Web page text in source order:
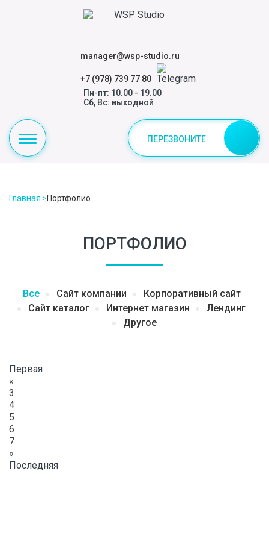
manager@wsp-studio.ru
+7 (978) 739 77 80
Пн-пт: 10.00 - 19.00
Сб, Вс: выходной
ПЕРЕЗВОНИТЕ
Главная Портфолио
ПОРТФОЛИО
Все Сайт компании
Корпоративный сайт
Сайт каталог
Интернет магазин
Лендинг
Другое
Первая
«
3
4
5
6
7
»
Последняя